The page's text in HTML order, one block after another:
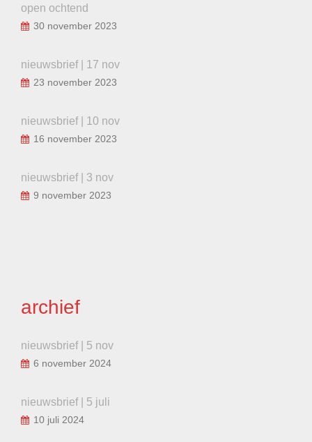
open ochtend
30 november 2023
nieuwsbrief | 17 nov
23 november 2023
nieuwsbrief | 10 nov
16 november 2023
nieuwsbrief | 3 nov
9 november 2023
archief
nieuwsbrief | 5 nov
6 november 2024
nieuwsbrief | 5 juli
10 juli 2024